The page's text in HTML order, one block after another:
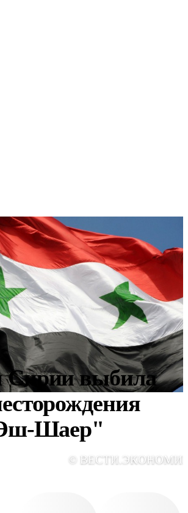
Сирии выбила
Шаер"
©